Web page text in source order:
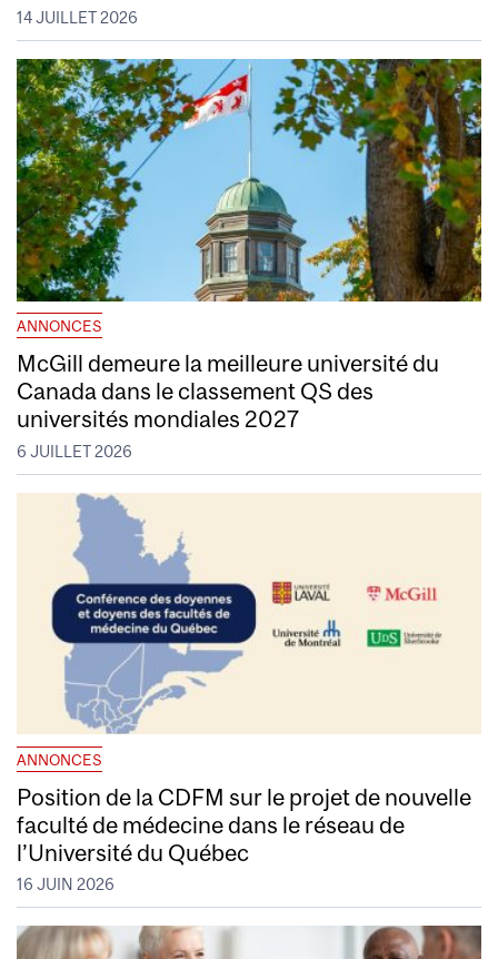
14 JUILLET 2026
ANNONCES
McGill demeure la meilleure université du
Canada dans le classement QS des
universités mondiales 2027
6 JUILLET 2026
ANNONCES
Position de la CDFM sur le projet de nouvelle
faculté de médecine dans le réseau de
l’Université du Québec
16 JUIN 2026